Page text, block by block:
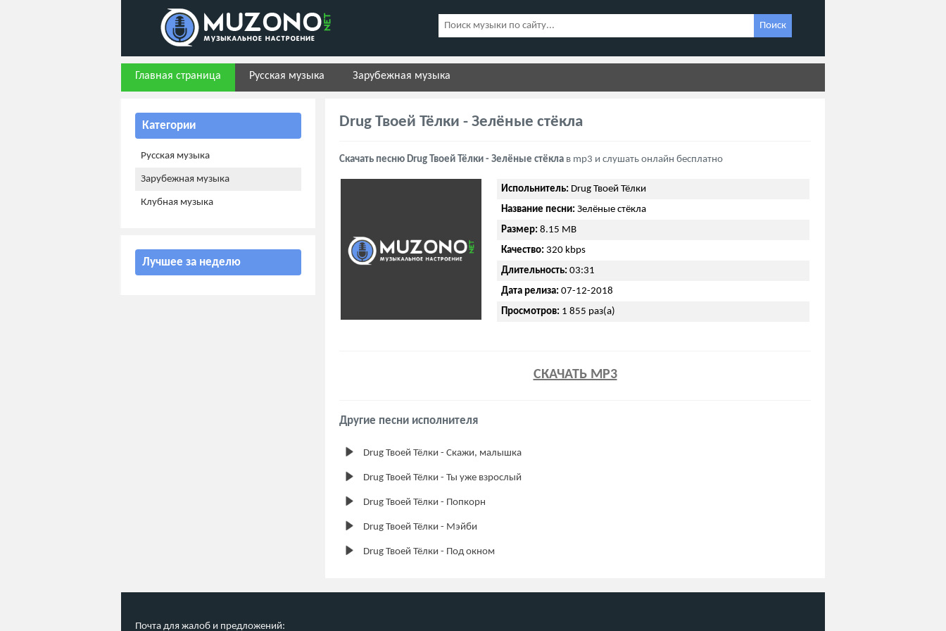
Поиск
Главная страница Русская музыка Зарубежная музыка
Drug Твоей Тёлки - Зелёные стёкла
Скачать песню Drug Твоей Тёлки - Зелёные стёкла в mp3 и слушать онлайн бесплатно
Испольнитель: Drug Твоей Тёлки
Название песни: Зелёные стёкла
Размер: 8.15 MB
Качество: 320 kbps
Длительность: 03:31
Дата релиза: 07-12-2018
Просмотров: 1 855 раз(а)
СКАЧАТЬ MP3
Другие песни исполнителя
Drug Твоей Тёлки - Скажи, малышка
Drug Твоей Тёлки - Ты уже взрослый
Drug Твоей Тёлки - Попкорн
Drug Твоей Тёлки - Мэйби
Drug Твоей Тёлки - Под окном
Категории
Русская музыка
Зарубежная музыка
Клубная музыка
Лучшее за неделю
Почта для жалоб и предложений: